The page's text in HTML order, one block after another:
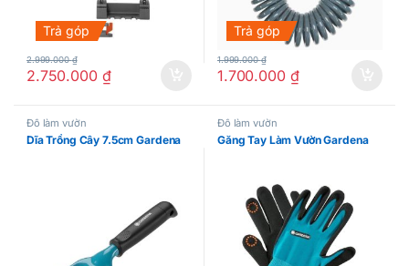
Trả góp
2.750.000 ₫
2.999.000₫
Trả góp
1.700.000 ₫
1.999.000₫
Đồ làm vườn
Dĩa Trồng Cây 7.5cm Gardena
Đồ làm vườn
Găng Tay Làm Vườn Gardena